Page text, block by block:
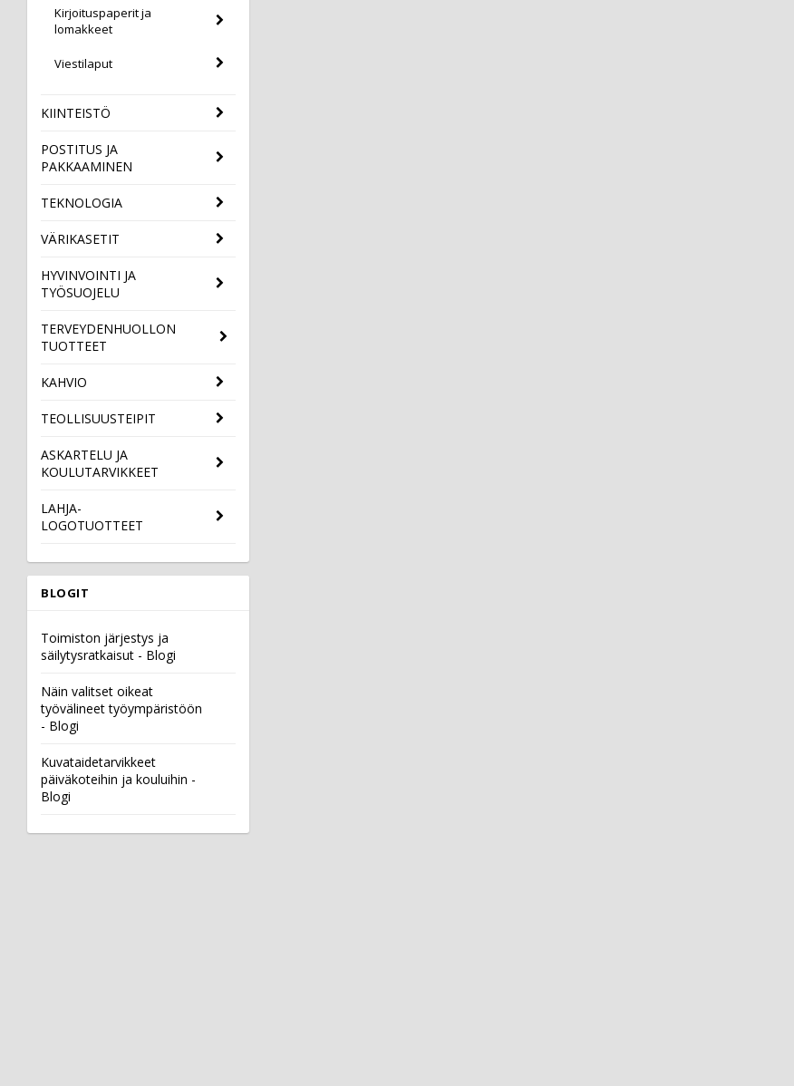
Kirjoituspaperit ja
lomakkeet
Viestilaput
KIINTEISTÖ
POSTITUS JA
PAKKAAMINEN
TEKNOLOGIA
VÄRIKASETIT
HYVINVOINTI JA
TYÖSUOJELU
TERVEYDENHUOLLON
TUOTTEET
KAHVIO
TEOLLISUUSTEIPIT
ASKARTELU JA
KOULUTARVIKKEET
LAHJA-
LOGOTUOTTEET
BLOGIT
Toimiston järjestys ja
säilytysratkaisut - Blogi
Näin valitset oikeat
työvälineet työympäristöön
- Blogi
Kuvataidetarvikkeet
päiväkoteihin ja kouluihin -
Blogi